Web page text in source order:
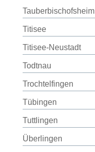
Tauberbischofsheim
Titisee
Titisee-Neustadt
Todtnau
Trochtelfingen
Tübingen
Tuttlingen
Überlingen